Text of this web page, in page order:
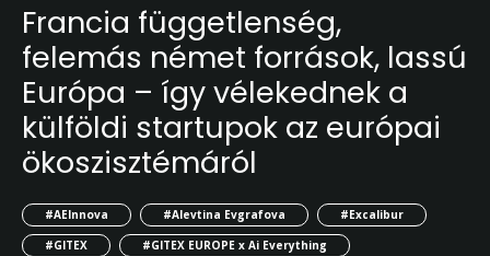
Francia függetlenség,
felemás német források, lassú
Európa – így vélekednek a
külföldi startupok az európai
ökoszisztémáról
#AEInnova #Alevtina Evgrafova
#Excalibur
#GITEX
#GITEX EUROPE x Ai Everything